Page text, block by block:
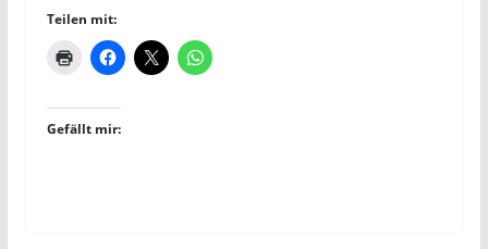
Teilen mit:
Gefällt mir: